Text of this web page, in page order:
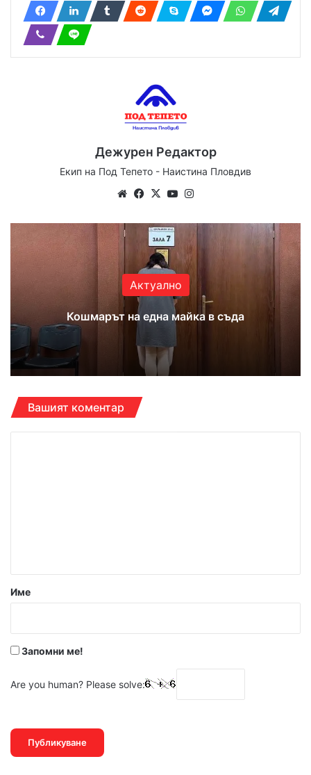
Дежурен Редактор
Екип на Под Тепето - Наистина Пловдив
WebsiteFacebook
X YouTube
Актуално
Кошмарът на една майка в съда
Вашият коментар
р
Име
Запомни ме!
Are you human? Please solve: